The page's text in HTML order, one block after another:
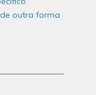
outra forma